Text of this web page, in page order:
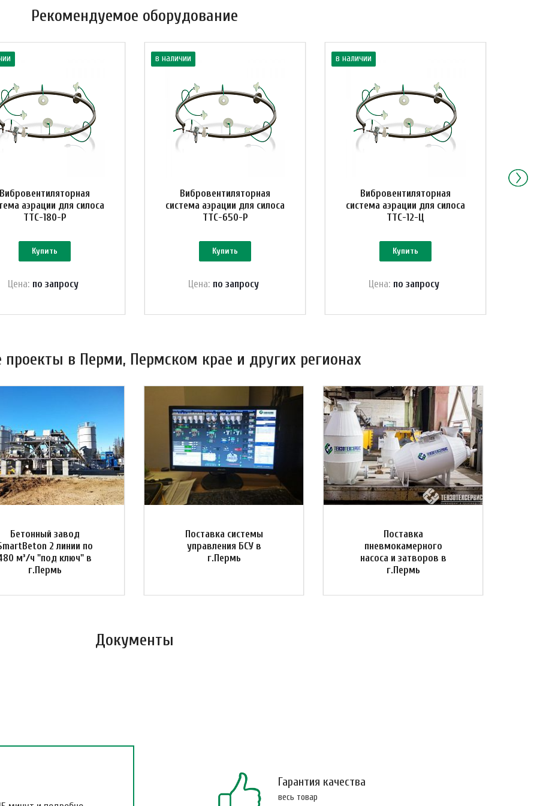
Рекомендуемое оборудование
Вибровентиляторная
аэрации для силоса
ТТС-180-Р
Купить
Цена: по запросу
в наличии
Вибровентиляторная
система аэрации для силоса
ТТС-650-Р
Купить
Цена: по запросу
в наличии
Вибровентиляторная
система аэрации для силоса
ТТС-12-Ц
Купить
Цена: по запросу
в Перми, Пермском крае и других регионах
Бетонный завод
2 линии по
м³/ч "под ключ" в
г.Пермь
Поставка системы
управления БСУ в
г.Пермь
Поставка
пневмокамерного
насоса и затворов в
г.Пермь
Документы
Гарантия качества
весь товар